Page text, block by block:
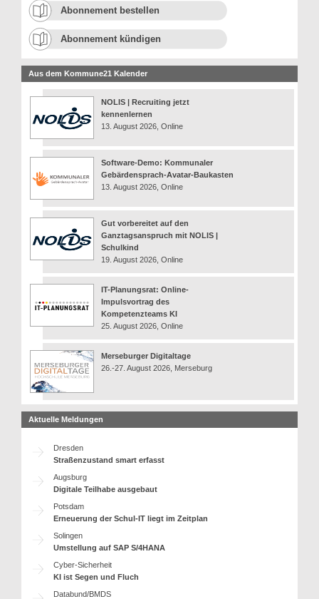
Abonnement bestellen
Abonnement kündigen
Aus dem Kommune21 Kalender
NOLIS | Recruiting jetzt
kennenlernen
13. August 2026, Online
Software-Demo: Kommunaler
Gebärdensprach-Avatar-Baukasten
13. August 2026, Online
Gut vorbereitet auf den
Ganztagsanspruch mit NOLIS |
Schulkind
19. August 2026, Online
IT-Planungsrat: Online-
Impulsvortrag des
Kompetenzteams KI
25. August 2026, Online
Merseburger Digitaltage
26.-27. August 2026, Merseburg
Aktuelle Meldungen
Dresden
Straßenzustand smart erfasst
Augsburg
Digitale Teilhabe ausgebaut
Potsdam
Erneuerung der Schul-IT liegt im Zeitplan
Solingen
Umstellung auf SAP S/4HANA
Cyber-Sicherheit
KI ist Segen und Fluch
Databund/BMDS